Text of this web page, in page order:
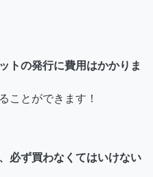
トの発行に費用はかかりま
ことができます！
必ず買わなくてはいけない